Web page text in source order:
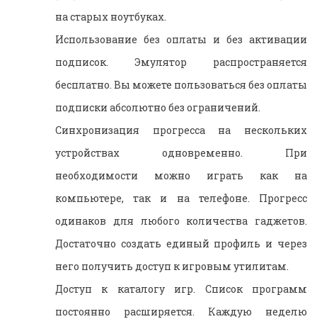
на старых ноутбуках.
Использование без оплаты и без активации
подписок. Эмулятор распространяется
бесплатно. Вы можете пользоваться без оплаты
подписки абсолютно без ограничений.
Синхронизация прогресса на нескольких
устройствах одновременно. При
необходимости можно играть как на
компьютере, так и на телефоне. Прогресс
одинаков для любого количества гаджетов.
Достаточно создать единый профиль и через
него получить доступ к игровым утилитам.
Доступ к каталогу игр. Список программ
постоянно расширяется. Каждую неделю